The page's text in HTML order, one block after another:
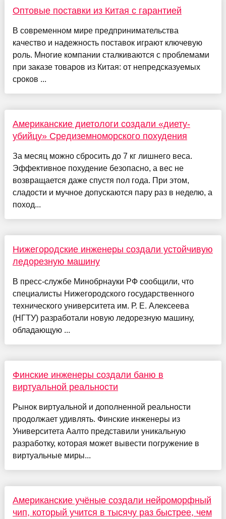
Оптовые поставки из Китая с гарантией
В современном мире предпринимательства
качество и надежность поставок играют ключевую
роль. Многие компании сталкиваются с проблемами
при заказе товаров из Китая: от непредсказуемых
сроков ...
Американские диетологи создали «диету-
убийцу» Средиземноморского похудения
За месяц можно сбросить до 7 кг лишнего веса.
Эффективное похудение безопасно, а вес не
возвращается даже спустя пол года. При этом,
сладости и мучное допускаются пару раз в неделю, а
поход...
Нижегородские инженеры создали устойчивую
ледорезную машину
В пресс-службе Минобрнауки РФ сообщили, что
специалисты Нижегородского государственного
технического университета им. Р. Е. Алексеева
(НГТУ) разработали новую ледорезную машину,
обладающую ...
Финские инженеры создали баню в
виртуальной реальности
Рынок виртуальной и дополненной реальности
продолжает удивлять. Финские инженеры из
Университета Аалто представили уникальную
разработку, которая может вывести погружение в
виртуальные миры...
Американские учёные создали нейроморфный
чип, который учится в тысячу раз быстрее, чем